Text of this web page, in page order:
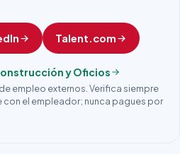
Talent.com
y Oficios
empleo externos. Verifica siempre
el empleador; nunca pagues por